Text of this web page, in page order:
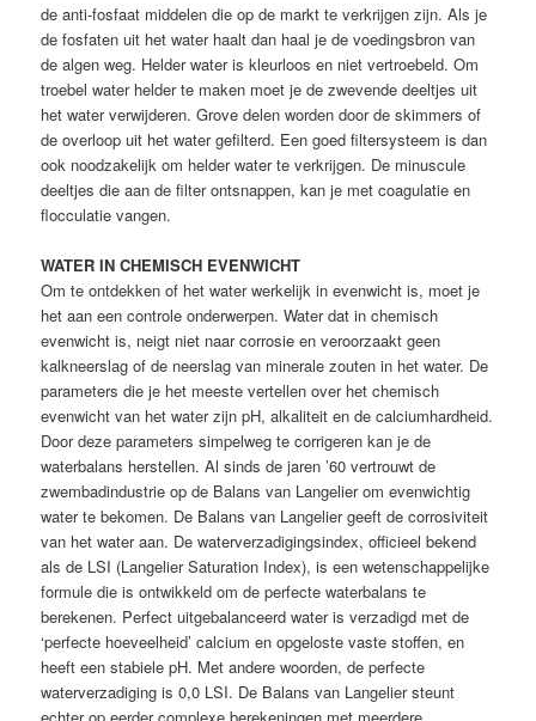
de anti-fosfaat middelen die op de markt te verkrijgen zijn. Als je
de fosfaten uit het water haalt dan haal je de voedingsbron van
de algen weg. Helder water is kleurloos en niet vertroebeld. Om
troebel water helder te maken moet je de zwevende deeltjes uit
het water verwijderen. Grove delen worden door de skimmers of
de overloop uit het water gefilterd. Een goed filtersysteem is dan
ook noodzakelijk om helder water te verkrijgen. De minuscule
deeltjes die aan de filter ontsnappen, kan je met coagulatie en
flocculatie vangen.
WATER IN CHEMISCH EVENWICHT
Om te ontdekken of het water werkelijk in evenwicht is, moet je
het aan een controle onderwerpen. Water dat in chemisch
evenwicht is, neigt niet naar corrosie en veroorzaakt geen
kalkneerslag of de neerslag van minerale zouten in het water. De
parameters die je het meeste vertellen over het chemisch
evenwicht van het water zijn pH, alkaliteit en de calciumhardheid.
Door deze parameters simpelweg te corrigeren kan je de
waterbalans herstellen. Al sinds de jaren ’60 vertrouwt de
zwembadindustrie op de Balans van Langelier om evenwichtig
water te bekomen. De Balans van Langelier geeft de corrosiviteit
van het water aan. De waterverzadigingsindex, officieel bekend
als de LSI (Langelier Saturation Index), is een wetenschappelijke
formule die is ontwikkeld om de perfecte waterbalans te
berekenen. Perfect uitgebalanceerd water is verzadigd met de
‘perfecte hoeveelheid’ calcium en opgeloste vaste stoffen, en
heeft een stabiele pH. Met andere woorden, de perfecte
waterverzadiging is 0,0 LSI. De Balans van Langelier steunt